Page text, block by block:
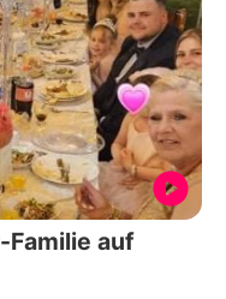
Familie auf